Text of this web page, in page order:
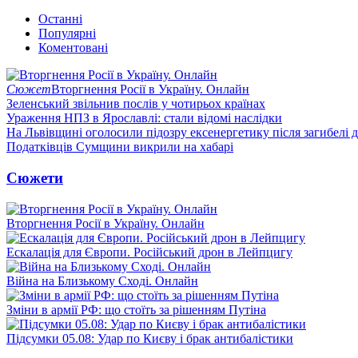
Останні
Популярні
Коментовані
СюжетВторгнення Росії в Україну. Онлайн
Зеленський звільнив послів у чотирьох країнах
Ураження НПЗ в Ярославлі: стали відомі наслідки
На Львівщині оголосили підозру ексенергетику після загибелі
Податківців Сумщини викрили на хабарі
Сюжети
Вторгнення Росії в Україну. Онлайн
Ескалація для Європи. Російський дрон в Лейпцигу
Війна на Близькому Сході. Онлайн
Зміни в армії РФ: що стоїть за рішенням Путіна
Підсумки 05.08: Удар по Києву і брак антибалістики